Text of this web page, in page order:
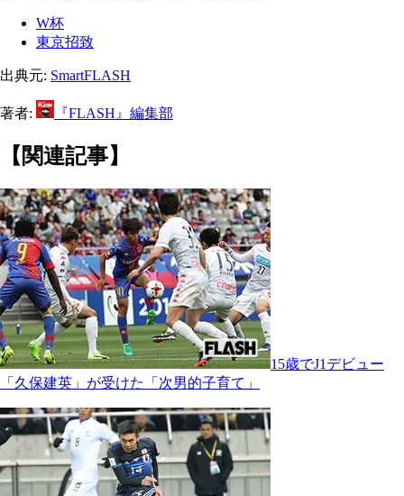
W杯
東京招致
出典元: SmartFLASH
著者: 『FLASH』編集部
【関連記事】
15歳でJ1デビュー
「久保建英」が受けた「次男的子育て」